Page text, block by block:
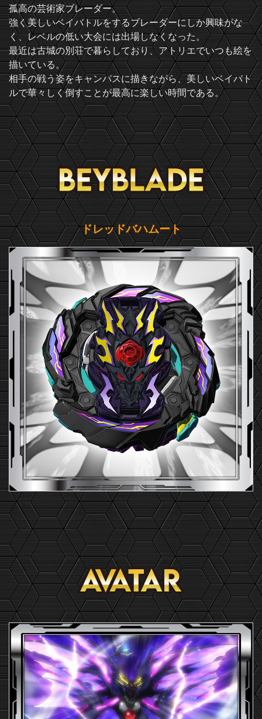
孤高の芸術家ブレーダー。
強く美しいベイバトルをするブレーダーにしか興味がな
く、レベルの低い大会には出場しなくなった。
最近は古城の別荘で暮らしており、アトリエでいつも絵を
描いている。
相手の戦う姿をキャンパスに描きながら、美しいベイバト
ルで華々しく倒すことが最高に楽しい時間である。
ドレッドバハムート